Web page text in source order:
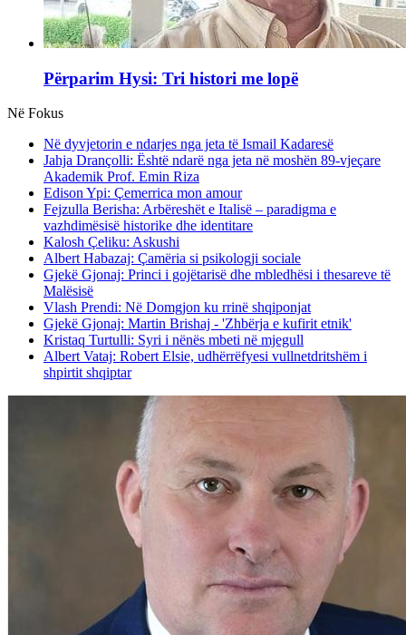
Përparim Hysi: Tri histori me lopë
Në Fokus
Në dyvjetorin e ndarjes nga jeta të Ismail Kadaresë
Jahja Drançolli: Është ndarë nga jeta në moshën 89-vjeçare
Akademik Prof. Emin Riza
Edison Ypi: Çemerrica mon amour
Fejzulla Berisha: Arbëreshët e Italisë – paradigma e
vazhdimësisë historike dhe identitare
Kalosh Çeliku: Askushi
Albert Habazaj: Çamëria si psikologji sociale
Gjekë Gjonaj: Princi i gojëtarisë dhe mbledhësi i thesareve të
Malësisë
Vlash Prendi: Në Domgjon ku rrinë shqiponjat
Gjekë Gjonaj: Martin Brishaj - 'Zhbërja e kufirit etnik'
Kristaq Turtulli: Syri i nënës mbeti në mjegull
Albert Vataj: Robert Elsie, udhërrëfyesi vullnetdritshëm i
shpirtit shqiptar